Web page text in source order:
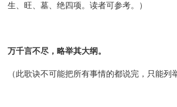
生、旺、墓、绝四项。读者可参考。）
万千言不尽，略举其大纲。
（此歌诀不可能把所有事情的都说完，只能列